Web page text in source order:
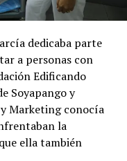
dedicaba parte
a personas con
Edificando
Soyapango y
Marketing conocía
la
ella también